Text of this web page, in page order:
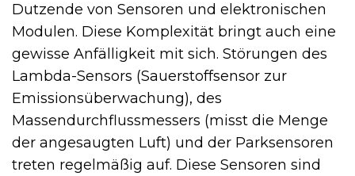
Dutzende von Sensoren und elektronischen
Modulen. Diese Komplexität bringt auch eine
gewisse Anfälligkeit mit sich. Störungen des
Lambda-Sensors (Sauerstoffsensor zur
Emissionsüberwachung), des
Massendurchflussmessers (misst die Menge
der angesaugten Luft) und der Parksensoren
treten regelmäßig auf. Diese Sensoren sind